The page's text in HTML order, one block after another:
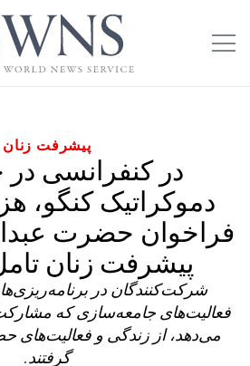
پیشرفت زنان
در کنفرانسی
دموکراتیک کنگو،
فراخوان حضرت
پیشرفت زنان
شرکت‌کنندگان در
فعالیت‌های جامعه‌سازی که
می‌دهد، از زندگی و فعالیت‌های
گرفتند.